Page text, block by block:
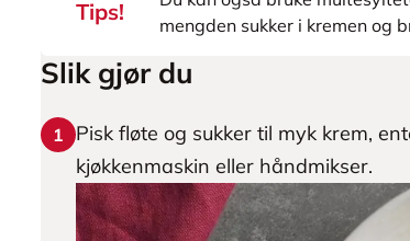
Tips!
mengden sukker i kremen og
Slik gjør du
1
Pisk fløte og sukker til myk krem,
kjøkkenmaskin eller håndmikser.